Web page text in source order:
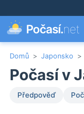
Počasí.net
Domů > Japonsko >
Počasí v
Předpověď